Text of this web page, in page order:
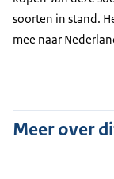
soorten in stand.
mee naar
Meer over